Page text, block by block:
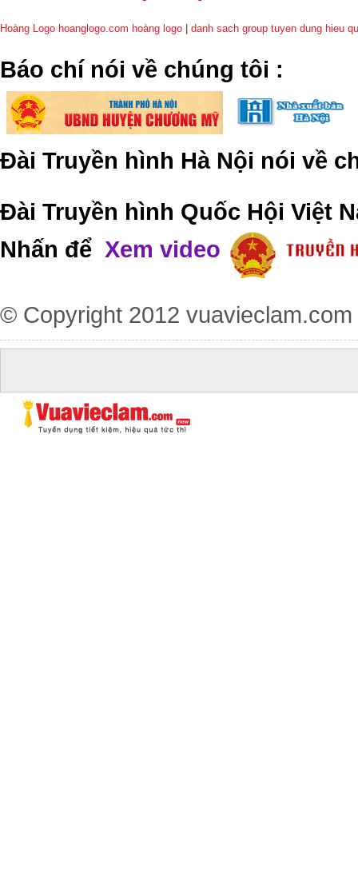
Hoàng Logo hoanglogo.com hoàng logo danh sach group tuyen dung hieu
​Báo chí nói về chúng tôi :
Đài Truyền hình Hà Nội nói về
Đài Truyền hình Quốc Hội Việt
Nhấn để Xem video
© Copyright 2012 vuavieclam.com